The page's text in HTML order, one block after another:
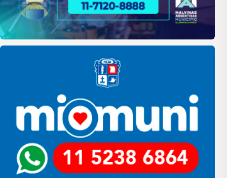
Pilar